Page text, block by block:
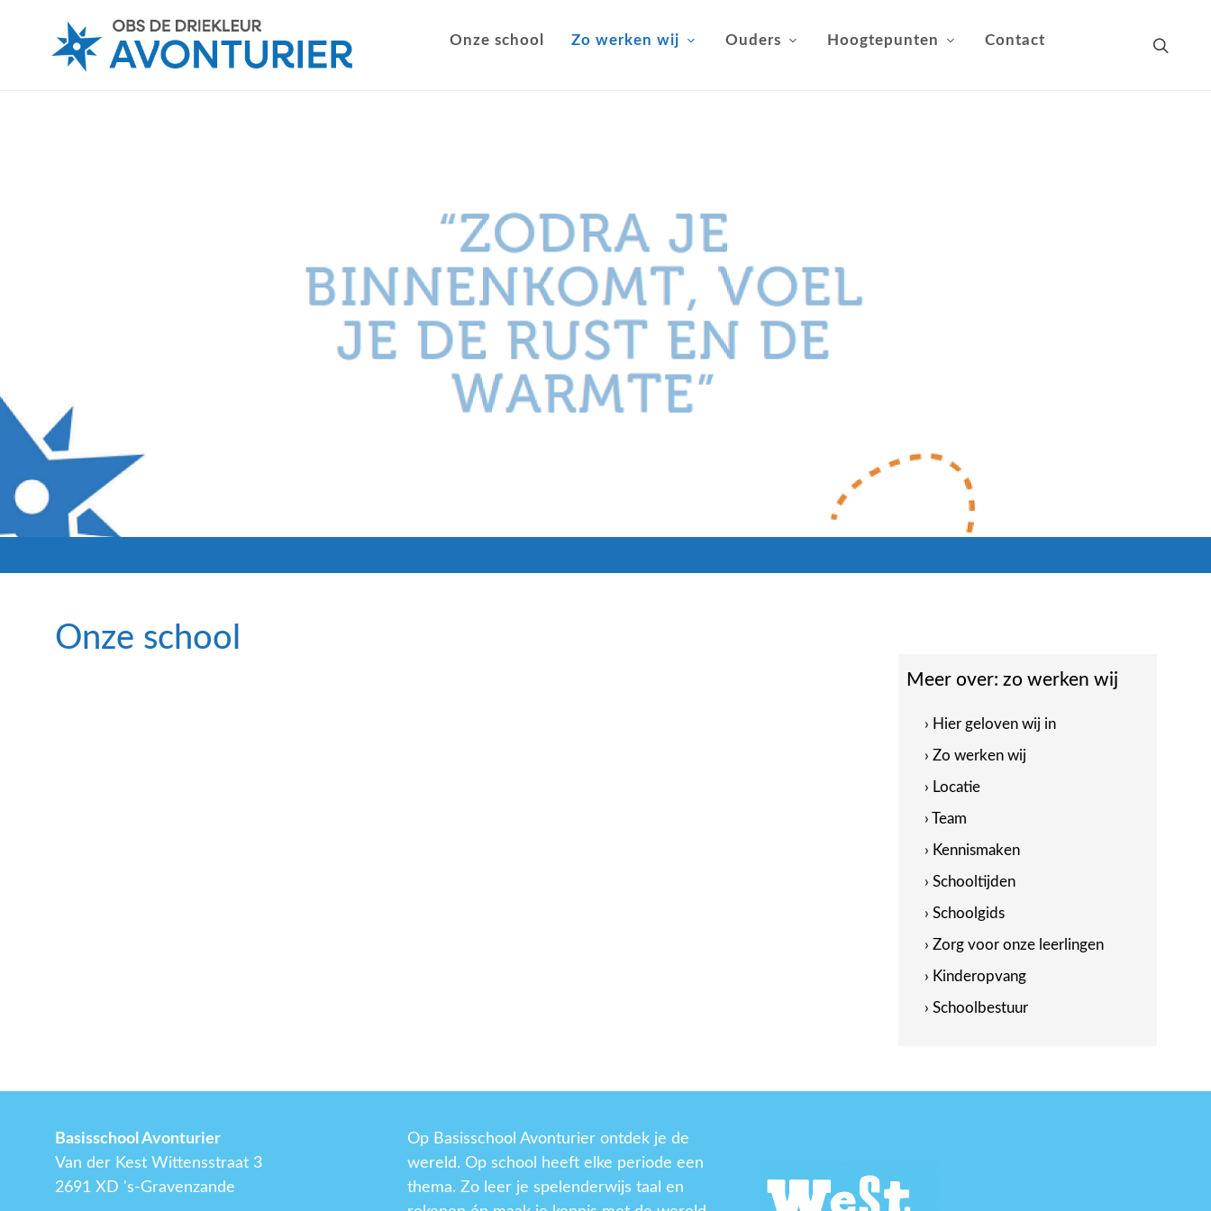
Onze school Zo werken wij Ouders Hoogtepunten Contact
Onze school
Meer over: zo werken wij
› Hier geloven wij in
› Zo werken wij
› Locatie
› Team
› Kennismaken
› Schooltijden
› Schoolgids
› Zorg voor onze leerlingen
› Kinderopvang
› Schoolbestuur
Basisschool Avonturier
Van der Kest Wittensstraat 3
2691 XD 's-Gravenzande
Op Basisschool Avonturier ontdek je de
wereld. Op school heeft elke periode een
thema. Zo leer je spelenderwijs taal en